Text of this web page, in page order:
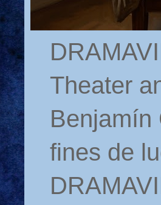
Theater
Benjamín
fines de